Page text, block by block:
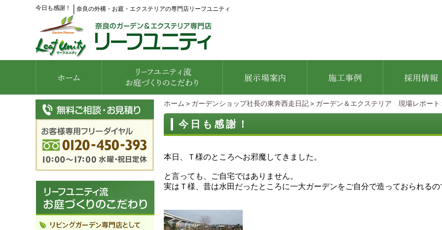
今日も感謝！ 奈良の外構・お庭・エクステリアの専門店リーフユニティ
ホーム ＞ ガーデンショップ社長の東奔西走日記 ＞ ガーデン＆エクステリア 現場レポート
今日も感謝！
本日、Ｔ様のところへお邪魔してきました。
と言っても、ご自宅ではありません。
実はＴ様、昔は水田だったところに一大ガーデンをご自分で造っておられるの